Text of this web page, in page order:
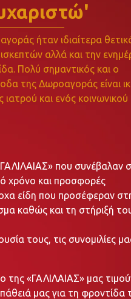
ήταν ιδιαίτερα
αλλά και την
Πολύ σημαντικός και ο
της Δωροαγοράς είναι
και ενός κοινωνικού
που συνέβαλαν
χρόνο και προσφορές
είδη που προσέφεραν
καθώς και τη στήριξή
τους, τις συνομιλίες
της «ΓΑΛΙΛΑΙΑΣ» μας
μας για τη φροντίδα